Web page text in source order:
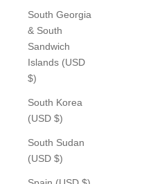
South Georgia
& South
Sandwich
Islands (USD
$)
South Korea
(USD $)
South Sudan
(USD $)